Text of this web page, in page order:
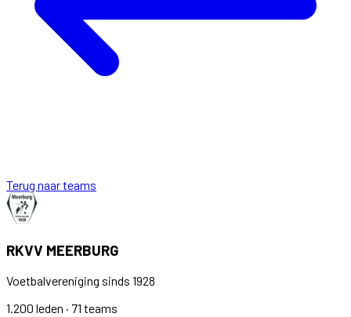
Terug naar teams
RKVV MEERBURG
Voetbalvereniging sinds 1928
1.200 leden · 71 teams